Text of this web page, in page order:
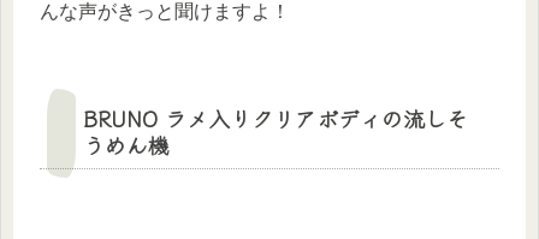
んな声がきっと聞けますよ！
BRUNO ラメ入りクリアボディの流しそ
うめん機